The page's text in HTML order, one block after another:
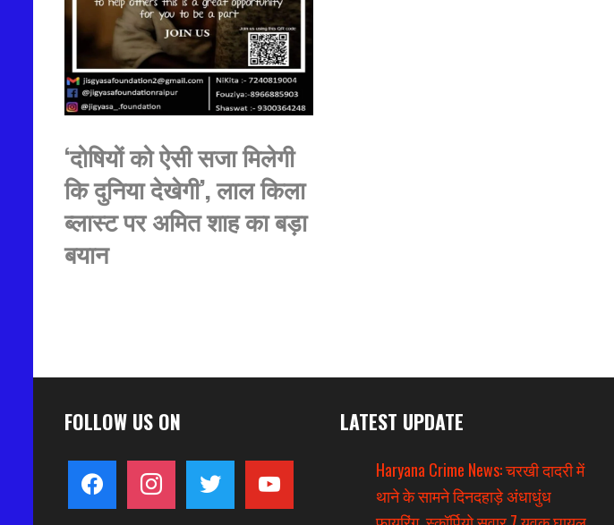
‘दोषियों को ऐसी सजा मिलेगी
कि दुनिया देखेगी’, लाल किला
ब्लास्ट पर अमित शाह का बड़ा
बयान
FOLLOW US ON
facebook instagram twitter youtube
LATEST UPDATE
Haryana Crime News: चरखी दादरी में
थाने के सामने दिनदहाड़े अंधाधुंध